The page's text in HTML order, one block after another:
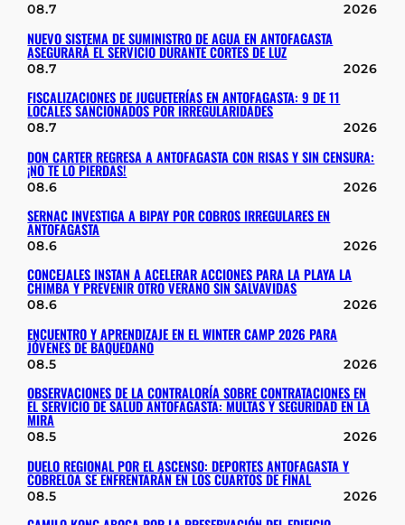
08.7 2026
NUEVO SISTEMA DE SUMINISTRO DE AGUA EN ANTOFAGASTA
ASEGURARÁ EL SERVICIO DURANTE CORTES DE LUZ
08.7 2026
FISCALIZACIONES DE JUGUETERÍAS EN ANTOFAGASTA: 9 DE 11
LOCALES SANCIONADOS POR IRREGULARIDADES
08.7 2026
DON CARTER REGRESA A ANTOFAGASTA CON RISAS Y SIN CENSURA:
¡NO TE LO PIERDAS!
08.6 2026
SERNAC INVESTIGA A BIPAY POR COBROS IRREGULARES EN
ANTOFAGASTA
08.6 2026
CONCEJALES INSTAN A ACELERAR ACCIONES PARA LA PLAYA LA
CHIMBA Y PREVENIR OTRO VERANO SIN SALVAVIDAS
08.6 2026
ENCUENTRO Y APRENDIZAJE EN EL WINTER CAMP 2026 PARA
JÓVENES DE BAQUEDANO
08.5 2026
OBSERVACIONES DE LA CONTRALORÍA SOBRE CONTRATACIONES EN
EL SERVICIO DE SALUD ANTOFAGASTA: MULTAS Y SEGURIDAD EN LA
MIRA
08.5 2026
DUELO REGIONAL POR EL ASCENSO: DEPORTES ANTOFAGASTA Y
COBRELOA SE ENFRENTARÁN EN LOS CUARTOS DE FINAL
08.5 2026